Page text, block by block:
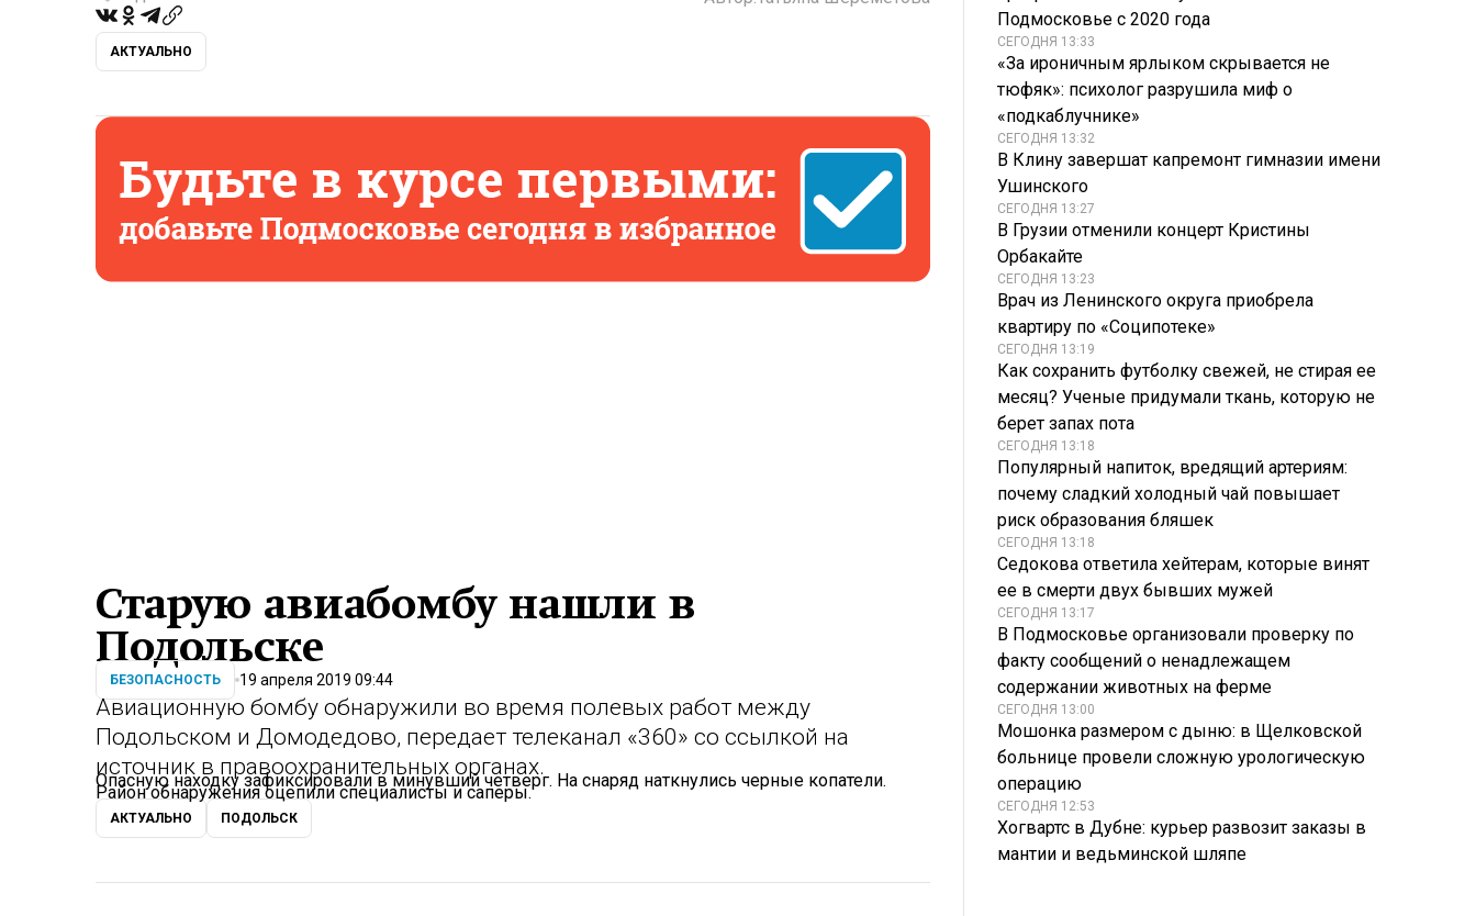
АКТУАЛЬНО
Старую авиабомбу нашли в
Подольске
БЕЗОПАСНОСТЬ 19 апреля 2019 09:44
Авиационную бомбу обнаружили во время полевых работ между
Подольском и Домодедово, передает телеканал «360» со ссылкой на
источник в правоохранительных органах.
Опасную находку зафиксировали в минувший четверг. На снаряд наткнулись черные копатели.
Район обнаружения оцепили специалисты и саперы.
АКТУАЛЬНО ПОДОЛЬСК
Подмосковье с 2020 года
СЕГОДНЯ 13:33
«За ироничным ярлыком скрывается не
тюфяк»: психолог разрушила миф о
«подкаблучнике»
СЕГОДНЯ 13:32
В Клину завершат капремонт гимназии имени
Ушинского
СЕГОДНЯ 13:27
В Грузии отменили концерт Кристины
Орбакайте
СЕГОДНЯ 13:23
Врач из Ленинского округа приобрела
квартиру по «Соципотеке»
СЕГОДНЯ 13:19
Как сохранить футболку свежей, не стирая ее
месяц? Ученые придумали ткань, которую не
берет запах пота
СЕГОДНЯ 13:18
Популярный напиток, вредящий артериям:
почему сладкий холодный чай повышает
риск образования бляшек
СЕГОДНЯ 13:18
Седокова ответила хейтерам, которые винят
ее в смерти двух бывших мужей
СЕГОДНЯ 13:17
В Подмосковье организовали проверку по
факту сообщений о ненадлежащем
содержании животных на ферме
СЕГОДНЯ 13:00
Мошонка размером с дыню: в Щелковской
больнице провели сложную урологическую
операцию
СЕГОДНЯ 12:53
Хогвартс в Дубне: курьер развозит заказы в
мантии и ведьминской шляпе